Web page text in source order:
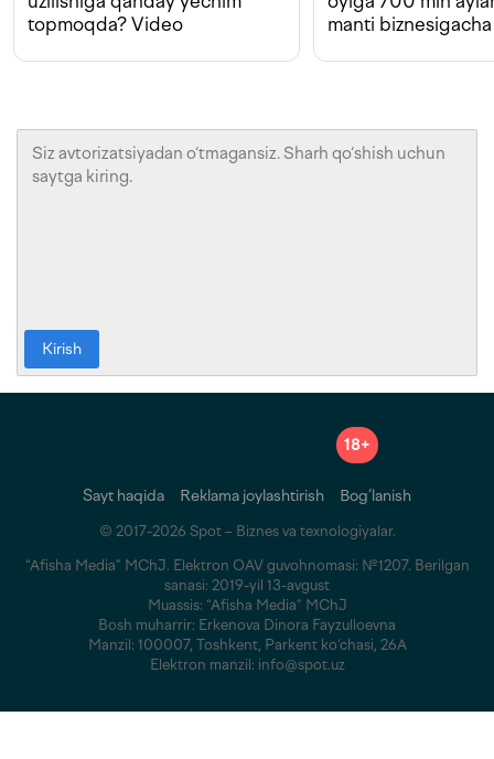
topmoqda? Video
manti biznesigacha
Kirish
18+
Sayt haqida Reklama joylashtirish Bog‘lanish
© 2017-2026 Spot – Biznes va texnologiyalar.
“Afisha Media” MChJ. Elektron OAV guvohnomasi: №1207. Berilgan
sanasi: 2019-yil 13-avgust
Muassis: “Afisha Media” MChJ
Bosh muharrir: Erkenova Dinora Fayzulloevna
Manzil: 100007, Toshkent, Parkent ko‘chasi, 26A
Elektron manzil: info@spot.uz